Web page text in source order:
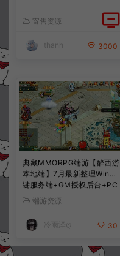
寄售资源
thanh 3000
典藏MMORPG端游【醉西游
本地端】7月最新整理Win一
键服务端+GM授权后台+PC
客户端+详细搭建教程
端游资源
冷雨泽ღ 30